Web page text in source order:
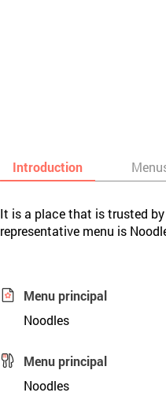
Introduction
It is a place that is trusted
representative menu is
Menu principal
Noodles
Menu principal
Noodles